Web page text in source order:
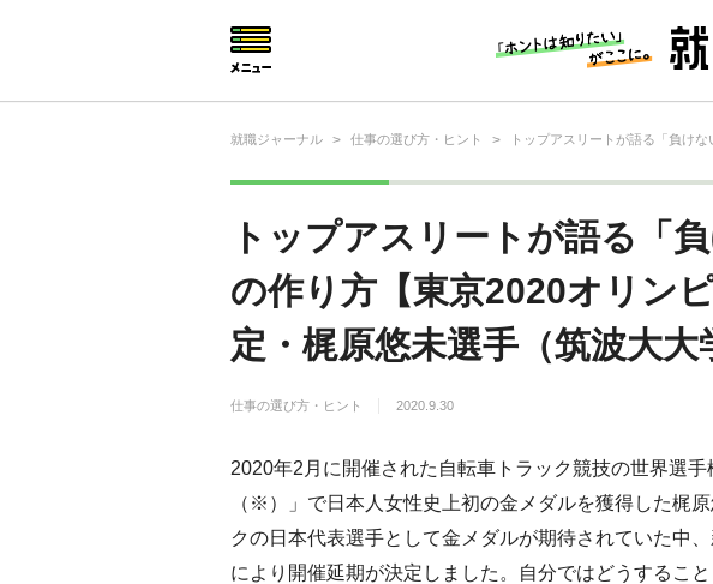
就職ジャーナル > 仕事の選び方・ヒント > トップアスリートが語る「負け
トップアスリートが語る「
の作り方【東京2020オリン
定・梶原悠未選手（筑波大大
仕事の選び方・ヒント 2020.9.30
2020年2月に開催された自転車トラック競技の世界選
（※）」で日本人女性史上初の金メダルを獲得した梶
クの日本代表選手として金メダルが期待されていた中
により開催延期が決定しました。自分ではどうするこ
仕事の選び方・ヒント
仕事とは？
就活コラム